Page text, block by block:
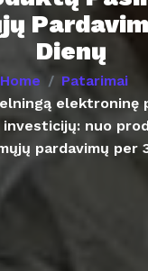
Dienų
Home
Patarimai
elektroninę
nuo
pardavimų per